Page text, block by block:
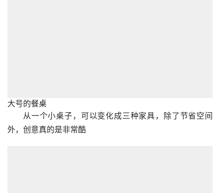
大号的餐桌
从一个小桌子，可以变化成三种家具，除了节省空间
外，创意真的是非常酷